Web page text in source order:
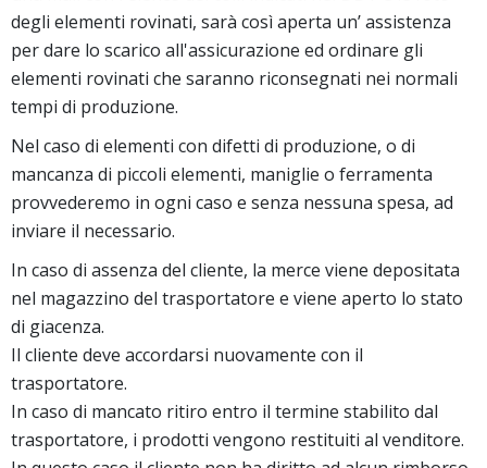
degli elementi rovinati, sarà così aperta un’ assistenza
per dare lo scarico all'assicurazione ed ordinare gli
elementi rovinati che saranno riconsegnati nei normali
tempi di produzione.
Nel caso di elementi con difetti di produzione, o di
mancanza di piccoli elementi, maniglie o ferramenta
provvederemo in ogni caso e senza nessuna spesa, ad
inviare il necessario.
In caso di assenza del cliente, la merce viene depositata
nel magazzino del trasportatore e viene aperto lo stato
di giacenza.
Il cliente deve accordarsi nuovamente con il
trasportatore.
In caso di mancato ritiro entro il termine stabilito dal
trasportatore, i prodotti vengono restituiti al venditore.